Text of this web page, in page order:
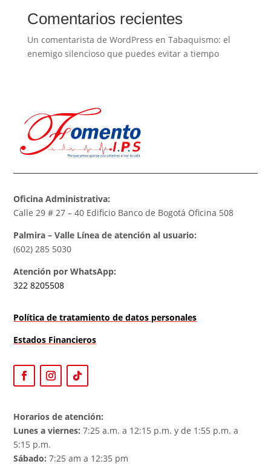
Comentarios recientes
Un comentarista de WordPress en Tabaquismo: el
enemigo silencioso que puedes evitar a tiempo
Oficina Administrativa:
Calle 29 # 27 – 40 Edificio Banco de Bogotá Oficina 508
Palmira – Valle Línea de atención al usuario:
(602) 285 5030
Atención por WhatsApp:
322 8205508
Política de tratamiento de datos personales
Estados Financieros
Horarios de atención:
Lunes a viernes: 7:25 a.m. a 12:15 p.m. y de 1:55 p.m. a
5:15 p.m.
Sábado: 7:25 am a 12:35 pm